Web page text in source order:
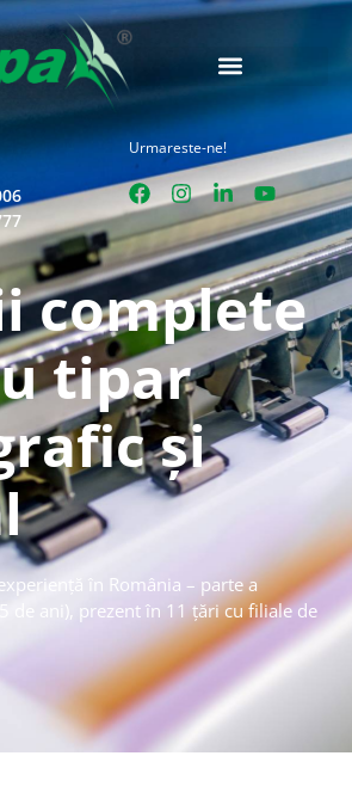
Urmareste-ne!
complete
tipar
și
în România – parte a
de ani), prezent în 11 țări cu filiale de